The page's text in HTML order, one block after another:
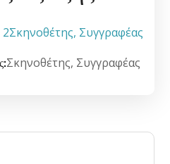
2Σκηνοθέτης, Συγγραφέας
Σκηνοθέτης, Συγγραφέας